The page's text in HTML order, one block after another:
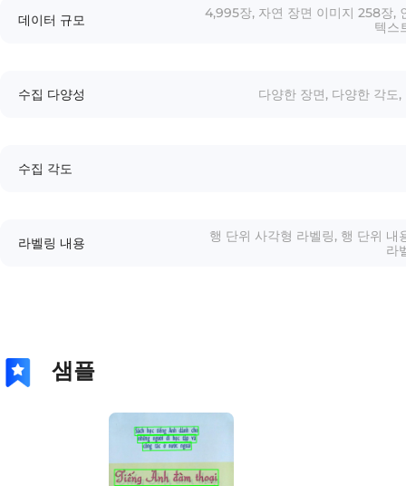
데이터 규모
4,995장, 자연 장면 이미지 258장,
텍스
수집 다양성 다양한 장면, 다양한 각도
수집 각도
라벨링 내용
행 단위 사각형 라벨링, 행 단위 내
라
샘플